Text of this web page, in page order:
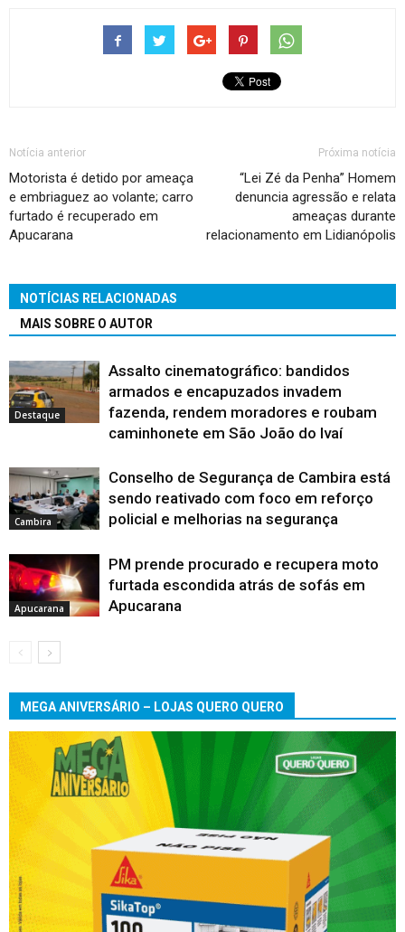
Notícia anterior
Motorista é detido por ameaça
e embriaguez ao volante; carro
furtado é recuperado em
Apucarana
Próxima notícia
“Lei Zé da Penha” Homem
denuncia agressão e relata
ameaças durante
relacionamento em Lidianópolis
NOTÍCIAS RELACIONADAS
MAIS SOBRE O AUTOR
Destaque
Assalto cinematográfico: bandidos
armados e encapuzados invadem
fazenda, rendem moradores e roubam
caminhonete em São João do Ivaí
Cambira
Conselho de Segurança de Cambira está
sendo reativado com foco em reforço
policial e melhorias na segurança
Apucarana
PM prende procurado e recupera moto
furtada escondida atrás de sofás em
Apucarana
MEGA ANIVERSÁRIO – LOJAS QUERO QUERO